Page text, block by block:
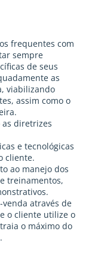
frequentes com
sempre
de seus
as
viabilizando
assim como o
as diretrizes
e tecnológicas
cliente.
ao manejo dos
treinamentos,
através de
o cliente utilize o
o máximo do